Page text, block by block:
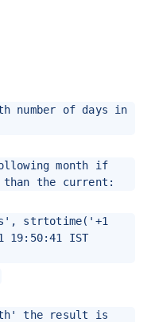
number of days in
month if
than the current:
strtotime('+1
19:50:41 IST
the result is